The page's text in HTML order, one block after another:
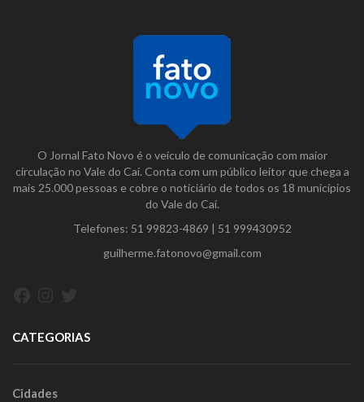
O Jornal Fato Novo é o veículo de comunicação com maior
circulação no Vale do Caí. Conta com um público leitor que chega a
mais 25.000 pessoas e cobre o noticiário de todos os 18 municípios
do Vale do Caí.
Telefones: 51 99823-4869 | 51 999430952
guilherme.fatonovo@gmail.com
CATEGORIAS
Cidades